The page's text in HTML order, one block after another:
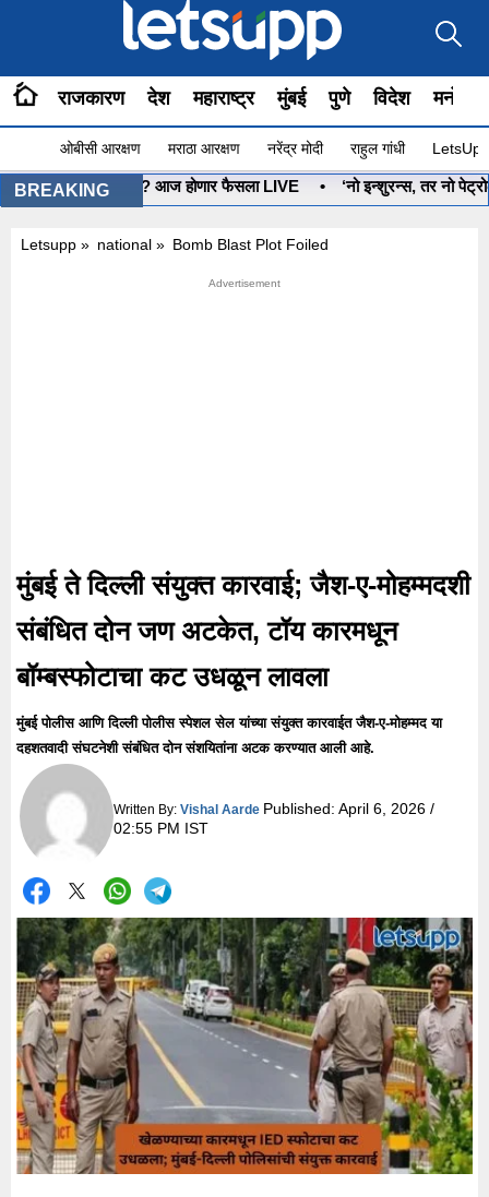
राजकारण देश महाराष्ट्र मुंबई पुणे विदेश
ओबीसी आरक्षण मराठा आरक्षण नरेंद्र मोदी राहुल गांधी
BREAKING
धनुष्यबाण कोणाचा? आज होणार फैसला LIVE • ‘नो इन्शुरन्स, तर नो पेट्रोल’
Letsupp » national » Bomb Blast Plot Foiled
मुंबई ते दिल्ली संयुक्त कारवाई; जैश-ए-मोहम्मदशी
संबंधित दोन जण अटकेत, टॉय कारमधून
बॉम्बस्फोटाचा कट उधळून लावला
मुंबई पोलीस आणि दिल्ली पोलीस स्पेशल सेल यांच्या संयुक्त कारवाईत जैश-ए-मोहम्मद या
दहशतवादी संघटनेशी संबंधित दोन संशयितांना अटक करण्यात आली आहे.
Written By: Vishal Aarde Published: April 6, 2026 /
02:55 PM IST